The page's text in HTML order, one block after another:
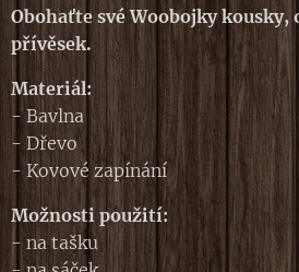
Obohaťte své Woobojky
přívěsek.
Materiál:
- Bavlna
- Dřevo
- Kovové zapínání
Možnosti použití:
- na tašku